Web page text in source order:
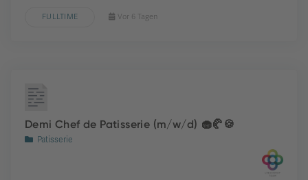
FULLTIME Vor 6 Tagen
Demi Chef de Patisserie (m/w/d) 🧁🥐🍪
Patisserie